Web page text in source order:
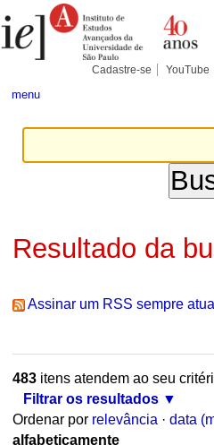
para
conteúdo.
Pessoais
Cadastre-se YouTube
menu
Resultado da
Assinar um RSS sempre
483itens atendem ao seu
Filtrar os resultados
Ordenar por relevância · data
alfabeticamente